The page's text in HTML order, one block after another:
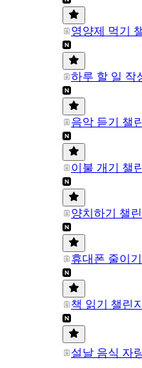
영양제 먹기
하루 할 일 작
음악 듣기 챌
이불 개기 챌
양치하기 챌린
휴대폰 줄이기
책 읽기 챌린지
설날 음식 자